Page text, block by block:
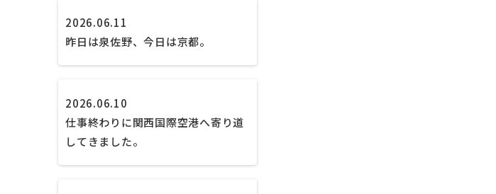
2026.06.11
昨日は泉佐野、今日は京都。
2026.06.10
仕事終わりに関西国際空港へ寄り道
してきました。